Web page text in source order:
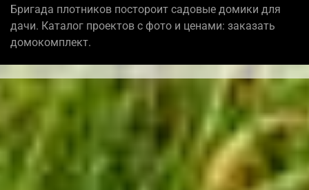
Бригада плотников постороит садовые домики для
дачи. Каталог проектов с фото и ценами: заказать
домокомплект.